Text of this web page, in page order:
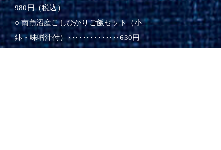
980円（税込）
○ 南魚沼産こしひかりご飯セット（小
鉢・味噌汁付）‥‥‥‥‥‥‥630円